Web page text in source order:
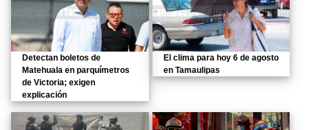
Detectan boletos de
Matehuala en parquímetros
de Victoria; exigen
explicación
El clima para hoy 6 de agosto
en Tamaulipas